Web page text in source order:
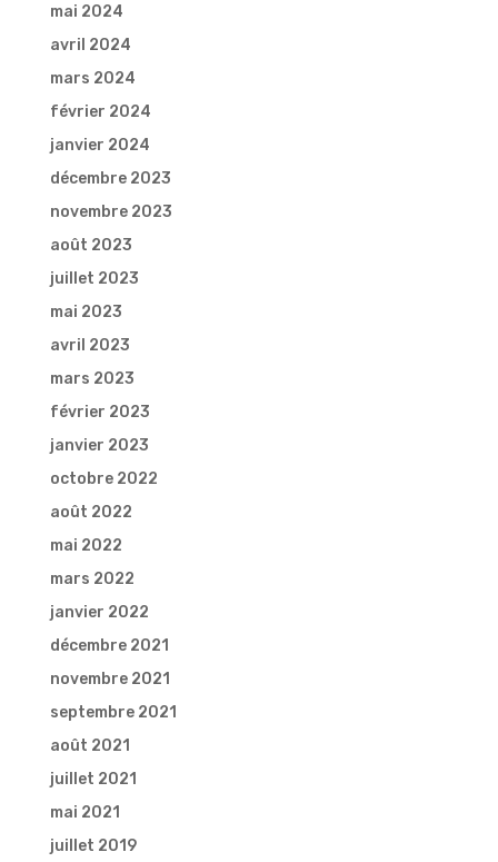
mai 2024
avril 2024
mars 2024
février 2024
janvier 2024
décembre 2023
novembre 2023
août 2023
juillet 2023
mai 2023
avril 2023
mars 2023
février 2023
janvier 2023
octobre 2022
août 2022
mai 2022
mars 2022
janvier 2022
décembre 2021
novembre 2021
septembre 2021
août 2021
juillet 2021
mai 2021
juillet 2019